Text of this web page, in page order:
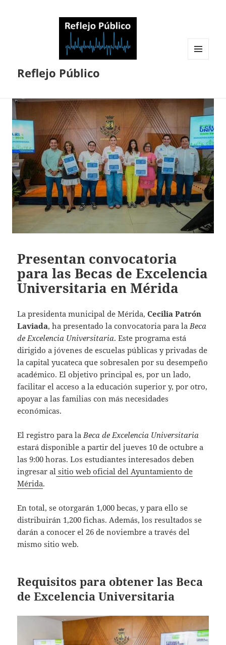
Reflejo Público
Presentan convocatoria
para las Becas de Excelencia
Universitaria en Mérida
La presidenta municipal de Mérida,Cecilia Patrón
Laviada, ha presentado la convocatoria para la Beca
de Excelencia Universitaria. Este programa está
dirigido a jóvenes de escuelas públicas y privadas de
la capital yucateca que sobresalen por su desempeño
académico. El objetivo principal es, por un lado,
facilitar el acceso a la educación superior y, por otro,
apoyar a las familias con más necesidades
económicas.
El registro para la Beca de Excelencia Universitaria
estará disponible a partir del jueves 10 de octubre a
las 9:00 horas. Los estudiantes interesados deben
ingresar al sitio web oficial del Ayuntamiento de
Mérida.
En total, se otorgarán 1,000 becas, y para ello se
distribuirán 1,200 fichas. Además, los resultados se
darán a conocer el 26 de noviembre a través del
mismo sitio web.
Requisitos para obtener las Beca
de Excelencia Universitaria